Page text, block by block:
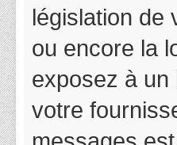
législation de
ou encore la
exposez à un
votre